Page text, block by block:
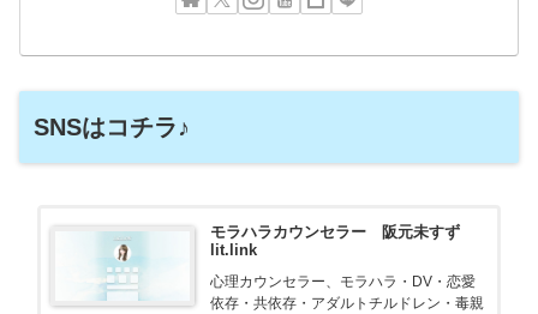
SNSはコチラ♪
モラハラカウンセラー 阪元未すず
lit.link
心理カウンセラー、モラハラ・DV・恋愛
依存・共依存・アダルトチルドレン・毒親